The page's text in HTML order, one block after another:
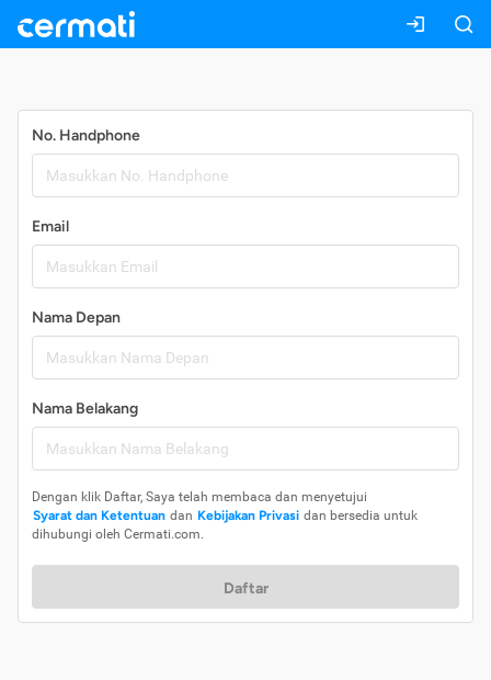
No. Handphone
Email
Nama Depan
Nama Belakang
Dengan klik Daftar, Saya telah membaca dan menyetujui
Syarat dan Ketentuan dan Kebijakan Privasi dan bersedia untuk
dihubungi oleh Cermati.com.
Daftar